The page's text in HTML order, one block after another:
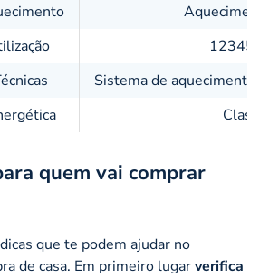
12345/
Sistema de aquecimento
quem vai comprar
que te podem ajudar no
de casa. Em primeiro lugarverifica